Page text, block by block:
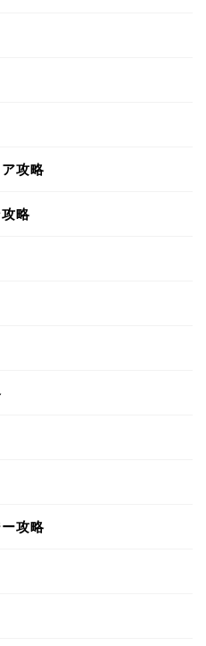
攻略
略
攻略